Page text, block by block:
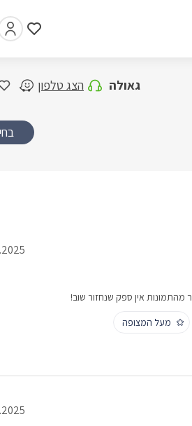
גאולה הצג טלפון
מעל המצופה